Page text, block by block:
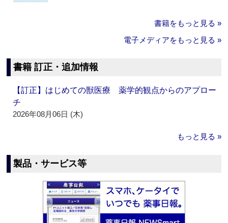
書籍をもっと見る »
電子メディアをもっと見る »
書籍 訂正・追加情報
【訂正】はじめての獣医療 薬学的観点からのアプロー
チ
2026年08月06日 (木)
もっと見る »
製品・サービス等